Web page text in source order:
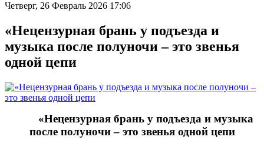
Четверг, 26 Февраль 2026 17:06
«Нецензурная брань у подъезда и
музыка после полуночи – это звенья
одной цепи
«Нецензурная брань у подъезда и музыка
после полуночи – это звенья одной цепи